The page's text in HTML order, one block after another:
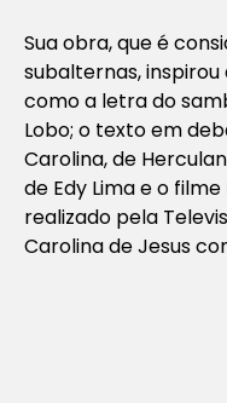
Sua obra, que é
subalternas,
como a letra do
Lobo; o texto em
Carolina, de
de Edy Lima e o
realizado pela
Carolina de Jesus